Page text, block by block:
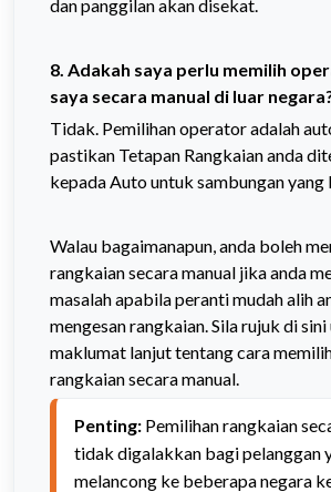
dan panggilan akan disekat.
8. Adakah saya perlu memilih
saya secara manual di luar
Tidak. Pemilihan operator adalah
pastikan Tetapan Rangkaian anda
kepada Auto untuk sambungan yang
Walau bagaimanapun, anda boleh
rangkaian secara manual jika anda
masalah apabila peranti mudah alih
mengesan rangkaian. Sila rujuk di
maklumat lanjut tentang cara
rangkaian secara manual.
Penting: Pemilihan rangkaian
tidak digalakkan bagi pelanggan
melancong ke beberapa negara